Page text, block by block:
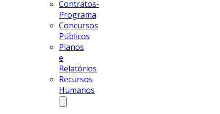
Contratos-
Programa
Concursos
Públicos
Planos
e
Relatórios
Recursos
Humanos